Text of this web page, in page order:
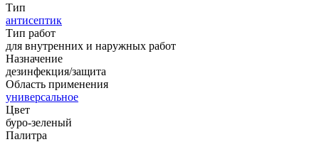
Тип
антисептик
Тип работ
для внутренних и наружных работ
Назначение
дезинфекция/защита
Область применения
универсальное
Цвет
буро-зеленый
Палитра